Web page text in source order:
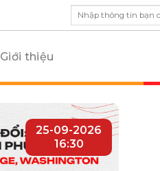
Giới thiệu
25-09-2026
16:30